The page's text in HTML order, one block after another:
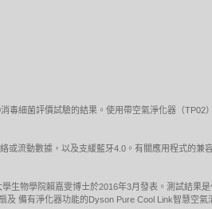
毒細菌評價試驗的結果。使用帶空氣淨化器（
流動數據，以及支緩藍牙4.0。有關應用程式的兼
生物學院賴嘉雯博士於2016年3月發表。測試結果
備有淨化器功能的Dyson Pure Cool Link智慧空